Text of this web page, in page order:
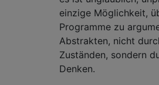
einzige Möglichkeit,
Programme zu
Abstrakten, nicht
Zuständen, sondern
Denken.